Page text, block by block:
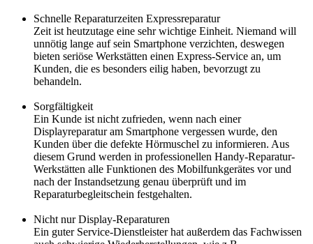
Schnelle Reparaturzeiten Expressreparatur
Zeit ist heutzutage eine sehr wichtige Einheit. Niemand will
unnötig lange auf sein Smartphone verzichten, deswegen
bieten seriöse Werkstätten einen Express-Service an, um
Kunden, die es besonders eilig haben, bevorzugt zu
behandeln.
Sorgfältigkeit
Ein Kunde ist nicht zufrieden, wenn nach einer
Displayreparatur am Smartphone vergessen wurde, den
Kunden über die defekte Hörmuschel zu informieren. Aus
diesem Grund werden in professionellen Handy-Reparatur-
Werkstätten alle Funktionen des Mobilfunkgerätes vor und
nach der Instandsetzung genau überprüft und im
Reparaturbegleitschein festgehalten.
Nicht nur Display-Reparaturen
Ein guter Service-Dienstleister hat außerdem das Fachwissen